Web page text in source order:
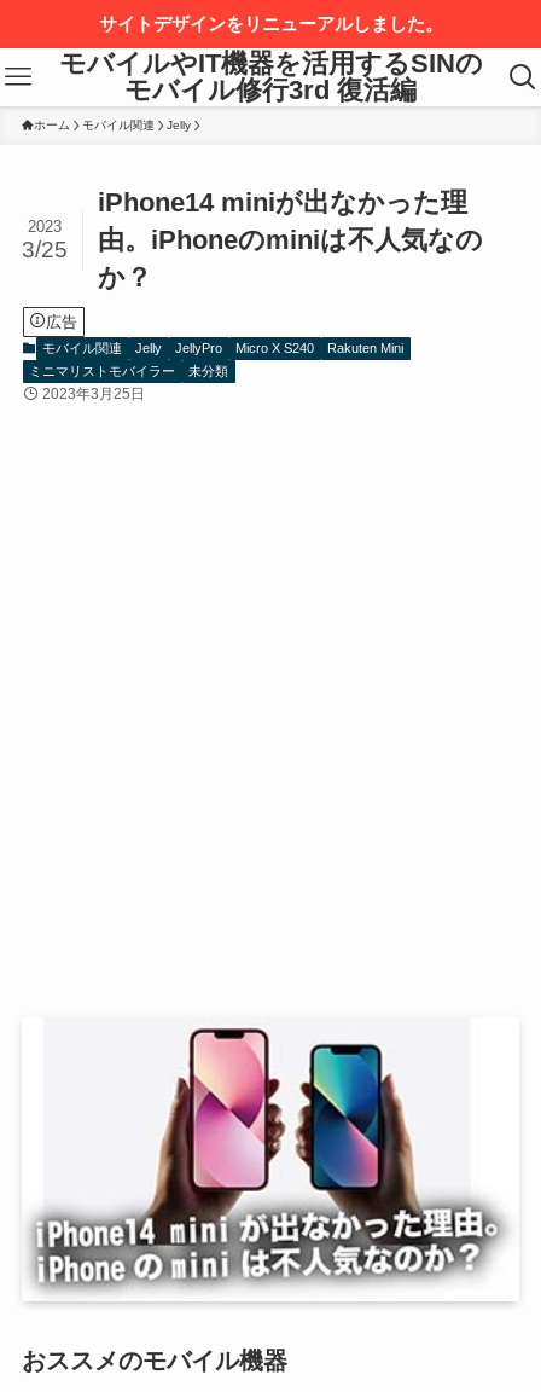
サイトデザインをリニューアルしました。
モバイルやIT機器を活用するSINの
モバイル修行3rd 復活編
ホーム モバイル関連 Jelly
iPhone14 miniが出なかった理
由。iPhoneのminiは不人気なの
か？
2023
3/25
広告
モバイル関連 Jelly JellyPro Micro X S240
Rakuten Mini
ミニマリストモバイラー
未分類
2023年3月25日
おススメのモバイル機器